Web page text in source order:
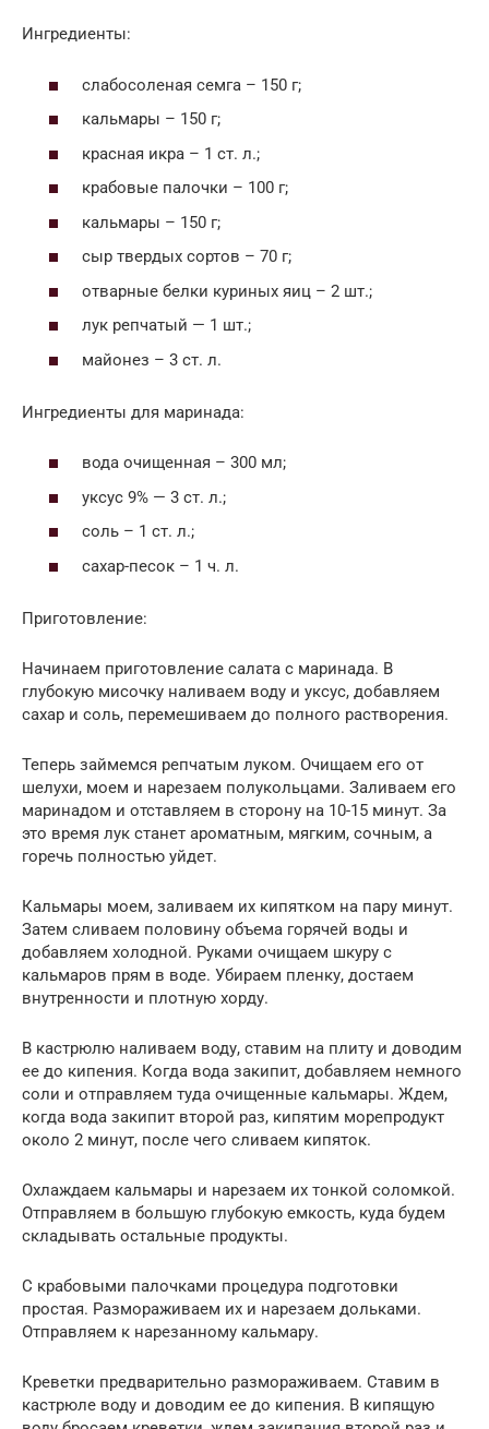
Ингредиенты:
слабосоленая семга – 150 г;
кальмары – 150 г;
красная икра – 1 ст. л.;
крабовые палочки – 100 г;
кальмары – 150 г;
сыр твердых сортов – 70 г;
отварные белки куриных яиц – 2 шт.;
лук репчатый — 1 шт.;
майонез – 3 ст. л.
Ингредиенты для маринада:
вода очищенная – 300 мл;
уксус 9% — 3 ст. л.;
соль – 1 ст. л.;
сахар-песок – 1 ч. л.
Приготовление:
Начинаем приготовление салата с маринада. В
глубокую мисочку наливаем воду и уксус, добавляем
сахар и соль, перемешиваем до полного растворения.
Теперь займемся репчатым луком. Очищаем его от
шелухи, моем и нарезаем полукольцами. Заливаем его
маринадом и отставляем в сторону на 10-15 минут. За
это время лук станет ароматным, мягким, сочным, а
горечь полностью уйдет.
Кальмары моем, заливаем их кипятком на пару минут.
Затем сливаем половину объема горячей воды и
добавляем холодной. Руками очищаем шкуру с
кальмаров прям в воде. Убираем пленку, достаем
внутренности и плотную хорду.
В кастрюлю наливаем воду, ставим на плиту и доводим
ее до кипения. Когда вода закипит, добавляем немного
соли и отправляем туда очищенные кальмары. Ждем,
когда вода закипит второй раз, кипятим морепродукт
около 2 минут, после чего сливаем кипяток.
Охлаждаем кальмары и нарезаем их тонкой соломкой.
Отправляем в большую глубокую емкость, куда будем
складывать остальные продукты.
С крабовыми палочками процедура подготовки
простая. Размораживаем их и нарезаем дольками.
Отправляем к нарезанному кальмару.
Креветки предварительно размораживаем. Ставим в
кастрюле воду и доводим ее до кипения. В кипящую